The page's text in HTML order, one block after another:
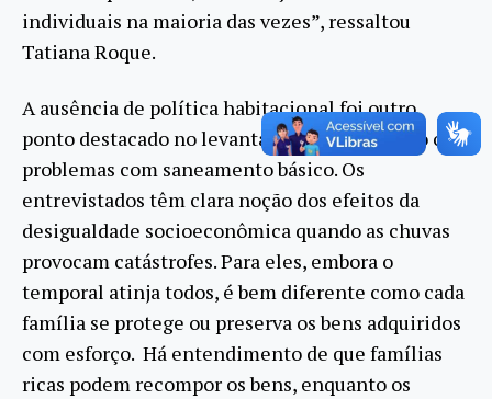
individuais na maioria das vezes”, ressaltou
Tatiana Roque.
A ausência de política habitacional foi outro
ponto destacado no levantamento, bem como os
problemas com saneamento básico. Os
entrevistados têm clara noção dos efeitos da
desigualdade socioeconômica quando as chuvas
provocam catástrofes. Para eles, embora o
temporal atinja todos, é bem diferente como cada
família se protege ou preserva os bens adquiridos
com esforço. Há entendimento de que famílias
ricas podem recompor os bens, enquanto os